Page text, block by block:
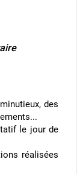
des
le jour de
réalisées